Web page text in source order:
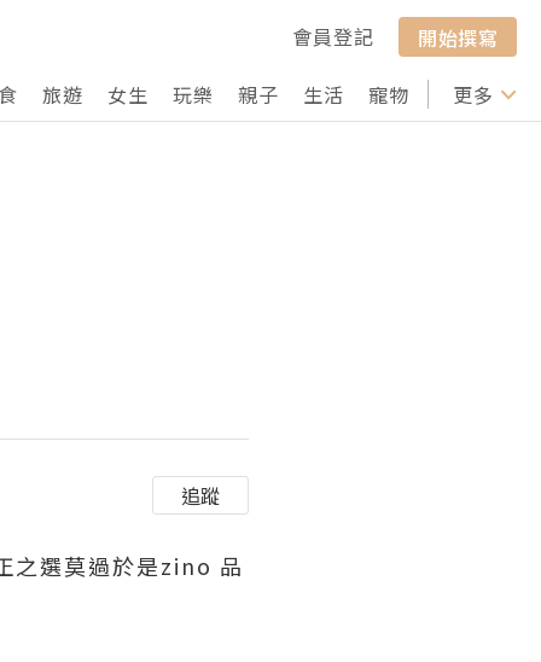
會員登記
開始撰寫
旅遊 女生 玩樂 親子 生活 寵物 行山 打卡
更多
追蹤
之選莫過於是zino 品